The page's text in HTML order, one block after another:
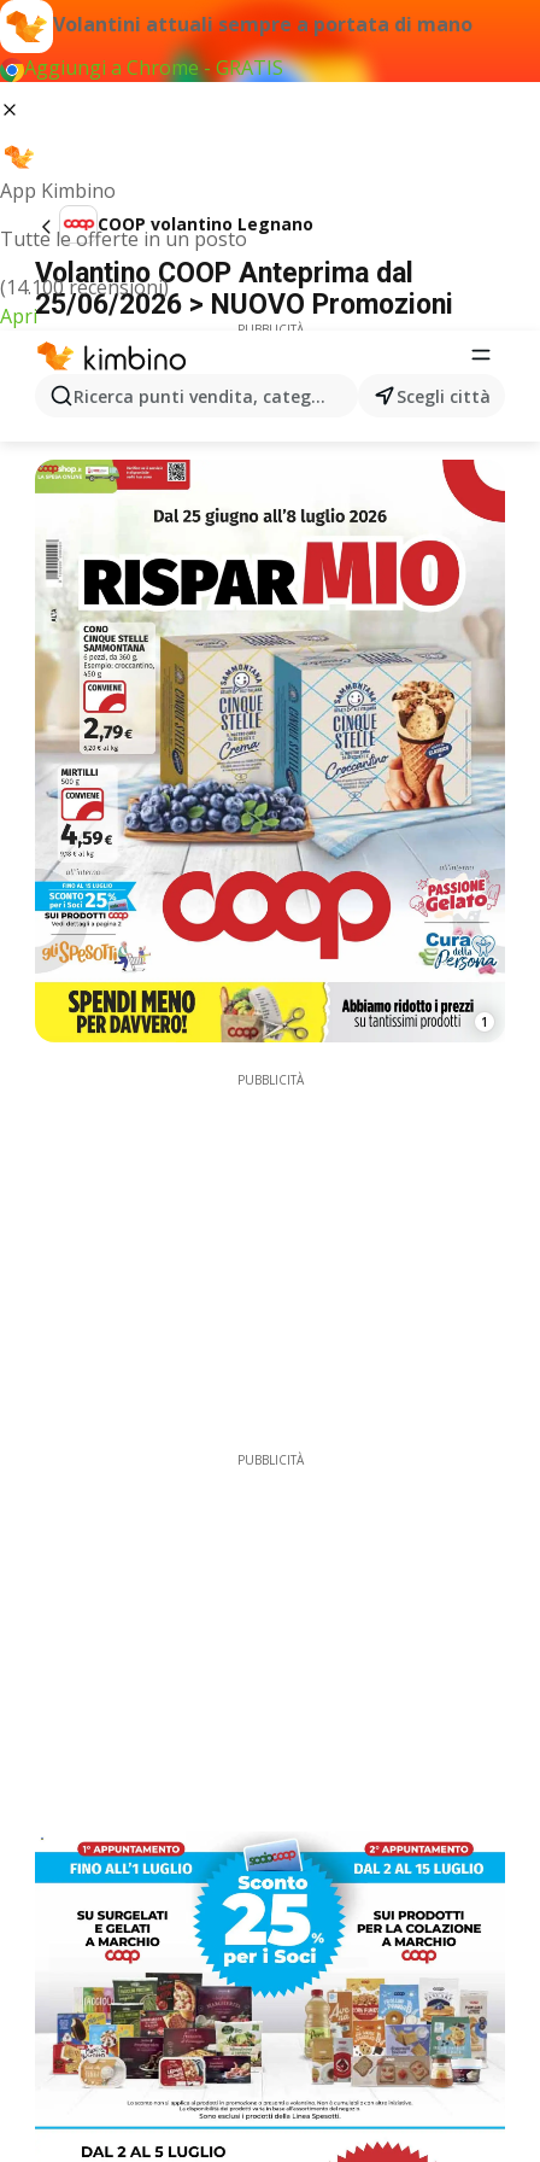
Volantini attuali sempre a portata di mano
Aggiungi a Chrome - GRATIS
App Kimbino
Tutte le offerte in un posto
(14.100 recensioni)
Apri
Ricerca punti vendita, categorie, prodotti...Scegli città
COOP volantino Legnano
Volantino COOP Anteprima dal
25/06/2026 > NUOVO Promozioni
PUBBLICITÀ
1
PUBBLICITÀ
PUBBLICITÀ